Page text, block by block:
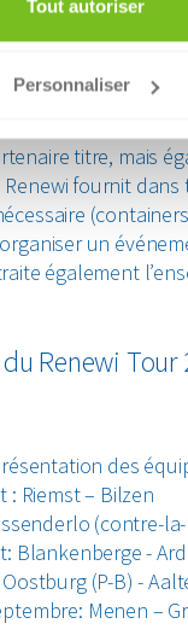
Tout autoriser
Personnaliser
de nouveaux
promises aux
titre, mais
fournit
un
également
Renewi Tour
des
: Riemst – Bilzen
(contre-
Blankenberge -
(P-B) -
Menen –